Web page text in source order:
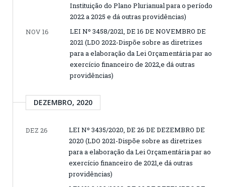
Instituição do Plano Plurianual para o período
2022 a 2025 e dá outras providências)
NOV 16
LEI Nº 3458/2021, DE 16 DE NOVEMBRO DE
2021 (LDO 2022-Dispõe sobre as diretrizes
para a elaboração da Lei Orçamentária par ao
exercício financeiro de 2022,e dá outras
providências)
DEZEMBRO, 2020
DEZ 26
LEI Nº 3435/2020, DE 26 DE DEZEMBRO DE
2020 (LDO 2021-Dispõe sobre as diretrizes
para a elaboração da Lei Orçamentária par ao
exercício financeiro de 2021,e dá outras
providências)